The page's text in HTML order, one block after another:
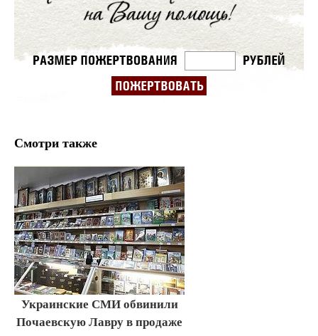
Смотри также
Украинские СМИ обвинили
Почаевскую Лавру в продаже